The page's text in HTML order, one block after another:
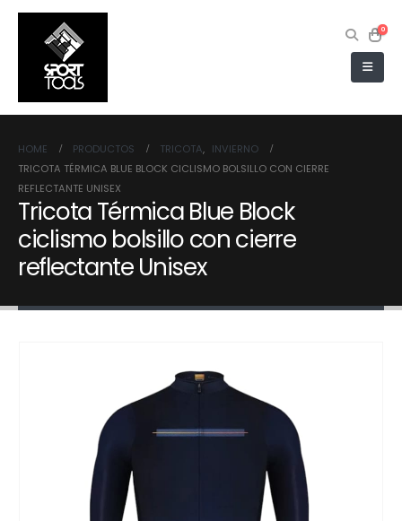
0
HOME PRODUCTOS TRICOTA, INVIERNO
TRICOTA TÉRMICA BLUE BLOCK CICLISMO BOLSILLO CON CIERRE
REFLECTANTE UNISEX
Tricota Térmica Blue Block
ciclismo bolsillo con cierre
reflectante Unisex